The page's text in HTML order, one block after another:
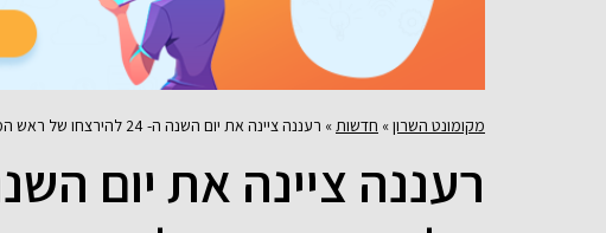
מקומונט השרון» חדשות » רעננה ציינה את יום השנה ה- 24 להירצחו של ראש הממשלה יצחק ז"ל בערב שירים וסיפורים "היום ההוא הזמן הזה"… בהשתתפות דרור קרן, קורין אלאל ובן ארצי